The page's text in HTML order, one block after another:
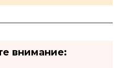
внимание: